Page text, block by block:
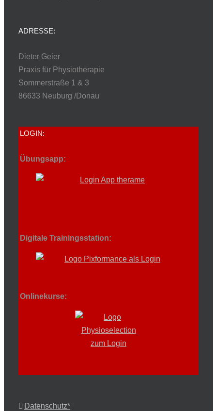
ADRESSE:
Dieter Geier
Praxis für Physiotherapie
Sommerstraße 1 & 3
86633 Neuburg /Donau
LOGIN:
Übungsapp:
Digitale Trainingsstation:
Onlinekurse:
Datenschutz*